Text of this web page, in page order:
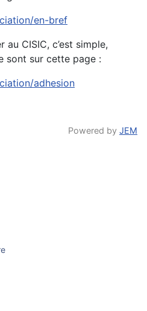
en-bref
CISIC, c’est simple,
sont sur cette page :
adhesion
Powered by JEM